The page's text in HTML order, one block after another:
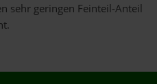
sehr geringen Feinteil-Anteil